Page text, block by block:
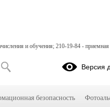
и обучения; 210-19-84 - приемная
Версия
безопасность